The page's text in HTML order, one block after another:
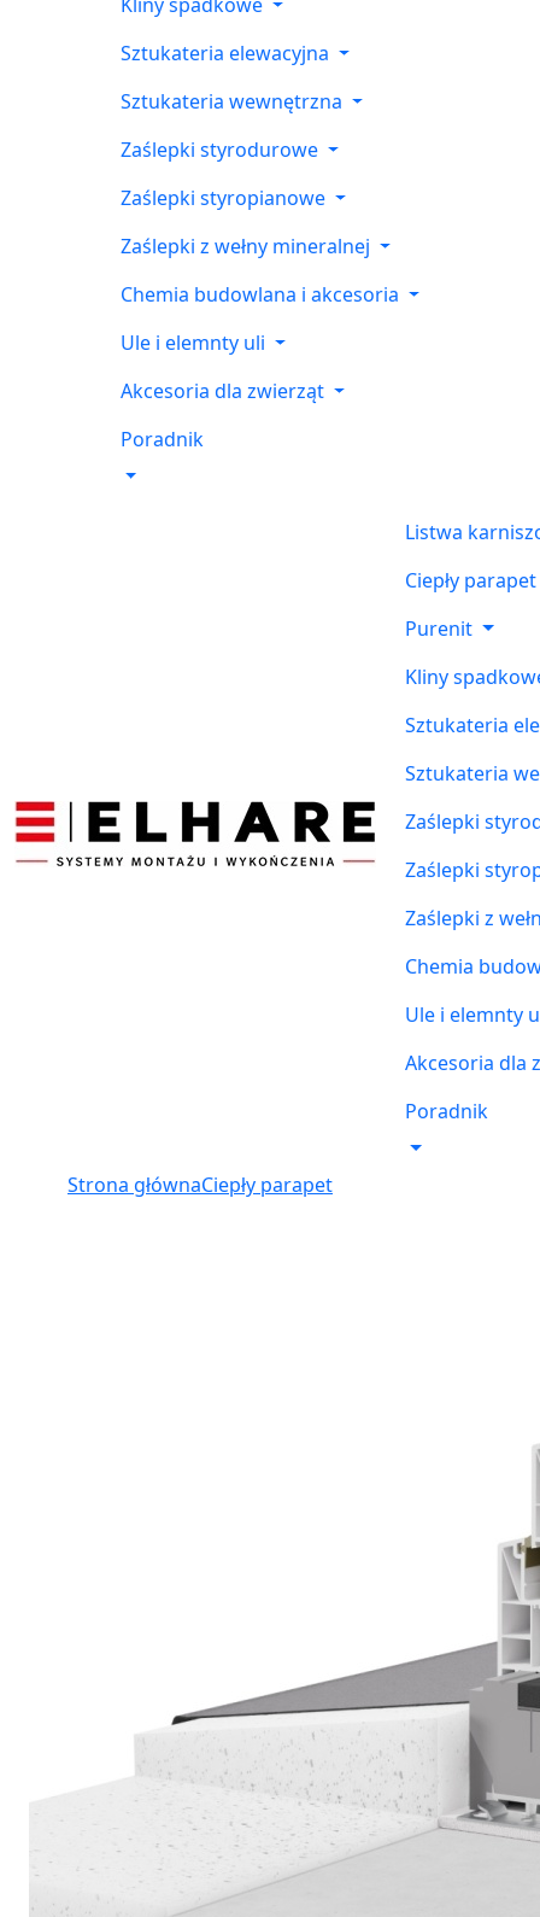
Sztukateria elewacyjna
Sztukateria wewnętrzna
Zaślepki styrodurowe
Zaślepki styropianowe
Zaślepki z wełny mineralnej
Chemia budowlana i akcesoria
Ule i elemnty uli
Akcesoria dla zwierząt
Poradnik
Listwa
Ciepły parapet
Purenit
Kliny
Sztukateria
Sztukateria
Zaślepki
Zaślepki
Zaślepki z
Chemia
Ule i elemnty
Akcesoria dla
Poradnik
Strona głównaCiepły parapet